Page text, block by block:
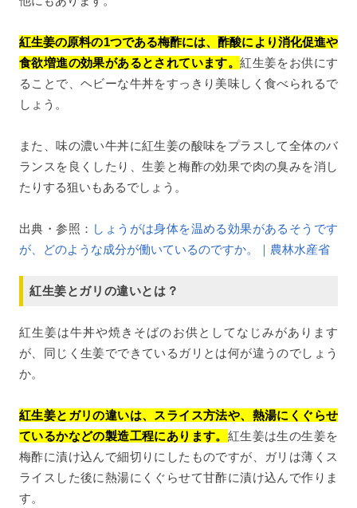
紅生姜の原料の1つである梅酢には、酢酸により消化促進や
食欲増進の効果があるとされています。紅生姜をお供にす
ることで、ヘビーな牛丼をすっきり美味しく食べられるで
しょう。
また、味の濃い牛丼に紅生姜の酸味をプラスして全体のバ
ランスを良くしたり、生姜と梅酢の効果で肉の臭みを消し
たりする狙いもあるでしょう。
出典・参照： しょうがは身体を温める効果があるそうです
が、どのような成分が働いているのですか。｜農林水産省
紅生姜とガリの違いとは？
紅生姜は牛丼や焼きそばのお供としてなじみがあります
が、同じく生姜でできているガリとは何が違うのでしょう
か。
紅生姜とガリの違いは、スライス方法や、熱湯にくぐらせ
ているかなどの製造工程にあります。 紅生姜は生の生姜を
梅酢に漬け込んで細切りにしたものですが、ガリは薄くス
ライスした後に熱湯にくぐらせて甘酢に漬け込んで作りま
す。